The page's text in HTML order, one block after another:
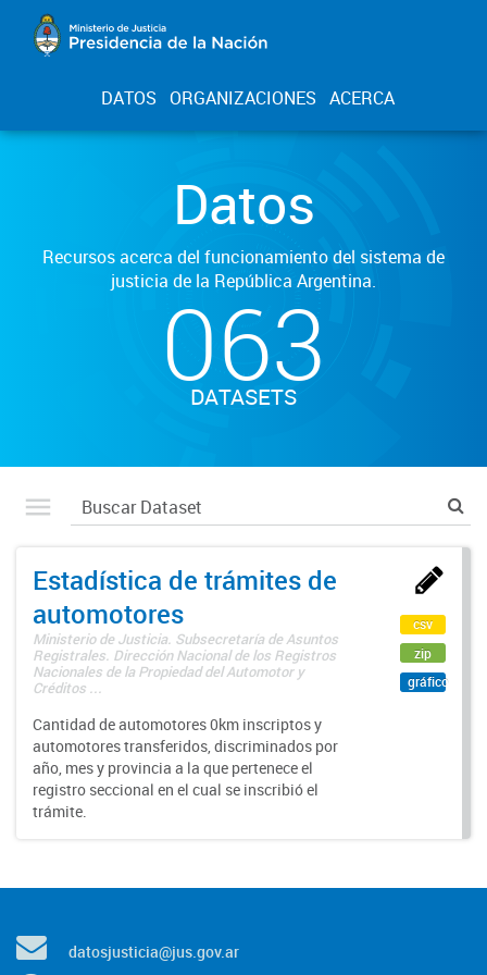
DATOS ORGANIZACIONES ACERCA
Datos
Recursos acerca del funcionamiento del sistema de
justicia de la República Argentina.
063
DATASETS
Estadística de trámites de
automotores
Ministerio de Justicia. Subsecretaría de Asuntos
Registrales. Dirección Nacional de los Registros
Nacionales de la Propiedad del Automotor y
Créditos ...
Cantidad de automotores 0km inscriptos y
automotores transferidos, discriminados por
año, mes y provincia a la que pertenece el
registro seccional en el cual se inscribió el
trámite.
csv
zip
gráfico
datosjusticia@jus.gov.ar